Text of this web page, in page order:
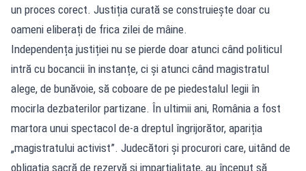
un proces corect. Justiția curată se construiește doar cu
oameni eliberați de frica zilei de mâine.
Independența justiției nu se pierde doar atunci când politicul
intră cu bocancii în instanțe, ci și atunci când magistratul
alege, de bunăvoie, să coboare de pe piedestalul legii în
mocirla dezbaterilor partizane. În ultimii ani, România a fost
martora unui spectacol de-a dreptul îngrijorător, apariția
„magistratului activist”. Judecători și procurori care, uitând de
obligația sacră de rezervă și imparțialitate, au început să